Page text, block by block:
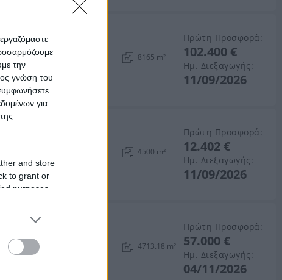
την
γνώση του
για
and store
to grant or
purposes
Νομός Αρκαδίας 8165 m²
Πρώτη Προσφορά:
102.400 €
Ημ. Διεξαγωγής:
11/09/2026
4500 m²
Πρώτη Προσφορά:
12.402 €
Ημ. Διεξαγωγής:
11/09/2026
4713.18 m²
Πρώτη Προσφορά:
57.000 €
Ημ. Διεξαγωγής:
04/11/2026